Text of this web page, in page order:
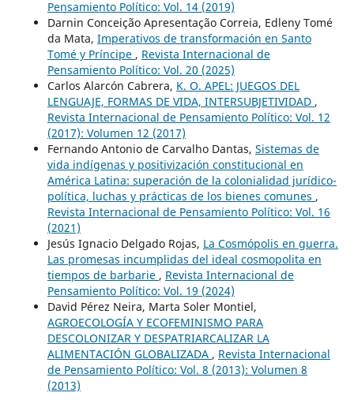
Pensamiento Político: Vol. 14 (2019)
Darnin Conceição Apresentação Correia, Edleny Tomé
da Mata, Imperativos de transformación en Santo
Tomé y Príncipe , Revista Internacional de
Pensamiento Político: Vol. 20 (2025)
Carlos Alarcón Cabrera, K. O. APEL: JUEGOS DEL
LENGUAJE, FORMAS DE VIDA, INTERSUBJETIVIDAD ,
Revista Internacional de Pensamiento Político: Vol. 12
(2017): Volumen 12 (2017)
Fernando Antonio de Carvalho Dantas, Sistemas de
vida indígenas y positivización constitucional en
América Latina: superación de la colonialidad jurídico-
política, luchas y prácticas de los bienes comunes ,
Revista Internacional de Pensamiento Político: Vol. 16
(2021)
Jesús Ignacio Delgado Rojas, La Cosmópolis en guerra.
Las promesas incumplidas del ideal cosmopolita en
tiempos de barbarie , Revista Internacional de
Pensamiento Político: Vol. 19 (2024)
David Pérez Neira, Marta Soler Montiel,
AGROECOLOGÍA Y ECOFEMINISMO PARA
DESCOLONIZAR Y DESPATRIARCALIZAR LA
ALIMENTACIÓN GLOBALIZADA , Revista Internacional
de Pensamiento Político: Vol. 8 (2013): Volumen 8
(2013)